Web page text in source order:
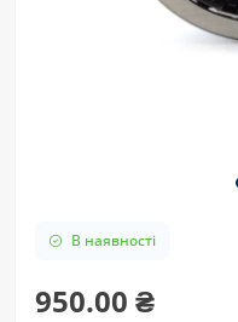
В наявності
950.00 ₴